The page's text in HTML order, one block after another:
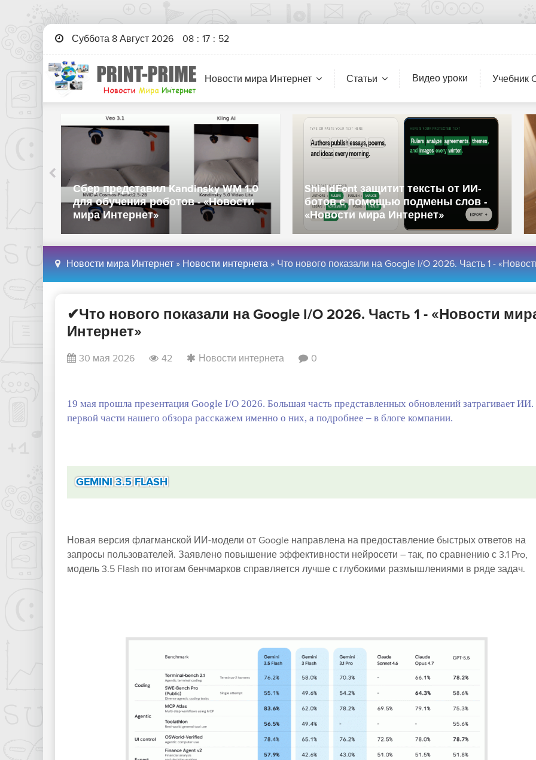
Суббота 8 Август 2026 08 : 17 : 54
Новости мира Интернет Статьи Видео уроки Учебник
Сбер представил Kandinsky WM 1.0
для обучения роботов - «Новости
мира Интернет»
ShieldFont защитит тексты от ИИ-
ботов с помощью подмены слов -
«Новости мира Интернет»
Новости мира Интернет » Новости интернета » Что нового показали на Google I/O 2026. Часть 1 - «Новости мира
✔Что нового показали на Google I/O 2026. Часть 1 - «Новости
Интернет»
30 мая 2026 42 Новости интернета 0
19 мая прошла презентация Google I/O 2026. Большая часть представленных обновлений затрагивает
первой части нашего обзора расскажем именно о них, а подробнее – в блоге компании.
GEMINI 3.5 FLASH
Новая версия флагманской ИИ-модели от Google направлена на предоставление быстрых ответов на
запросы пользователей. Заявлено повышение эффективности нейросети – так, по сравнению с 3.1 Pro,
модель 3.5 Flash по итогам бенчмарков справляется лучше с глубокими размышлениями в ряде задач.